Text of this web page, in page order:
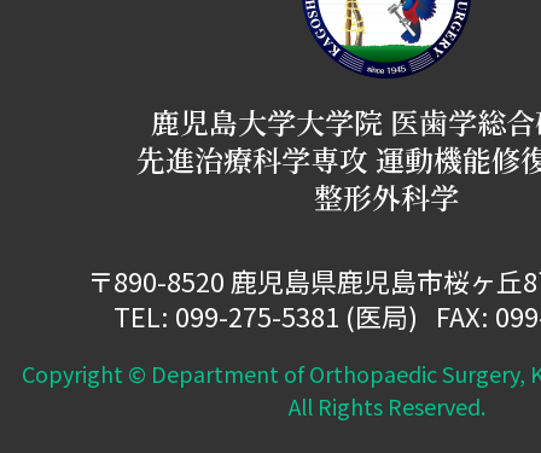
鹿児島大学大学院 医歯学総
先進治療科学専攻 運動機能修
整形外科学
〒890-8520 鹿児島県鹿児島市桜ヶ丘
TEL: 099-275-5381 (医局) FAX:
Copyright © Department of Orthopaedic Surgery,
All Rights Reserved.